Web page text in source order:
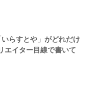
らすとや」がどれだけ
エイター目線で書いて